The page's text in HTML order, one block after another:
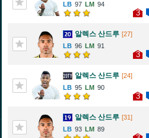
97
94
3
알렉스 산드루 [27]
96
91
3
알렉스 산드루 [24]
95
90
3
알렉스 산드루 [31]
93
89